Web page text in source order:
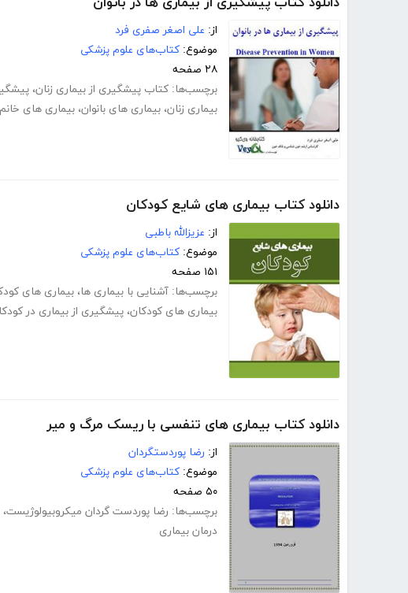
از: علی اصغر صفری فرد
موضوع: کتاب‌های علوم پزشکی
۲۸ صفحه
برچسب‌ها: کتاب پیشگیری از بیماری زنان،
بیماری زنان، بیماری های بانوان، بیماری های
دانلود کتاب بیماری های شایع کودکان
از: عزیزالله باطبی
موضوع: کتاب‌های علوم پزشکی
۱۵۱ صفحه
برچسب‌ها: آشنایی با بیماری ها، بیماری های
بیماری های کودکان، پیشگیری از بیماری در
دانلود کتاب بیماری های تنفسی با ریسک مرگ و میر
از: رضا پوردستگردان
موضوع: کتاب‌های علوم پزشکی
۵۰ صفحه
برچسب‌ها: رضا پوردست گردان میکروبیولوژیست،
درمان بیماری